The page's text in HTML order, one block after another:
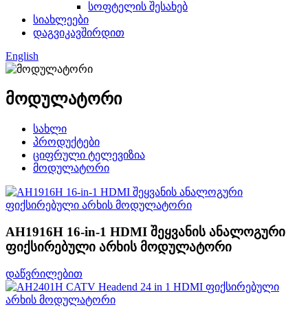
სოფტელის შესახებ
სიახლეები
დაგვიკავშირდით
English
მოდულატორი
სახლი
პროდუქტები
ციფრული ტელევიზია
მოდულატორი
AH1916H 16-in-1 HDMI შეყვანის ანალოგური
ფიქსირებული არხის მოდულატორი
დაწვრილებით